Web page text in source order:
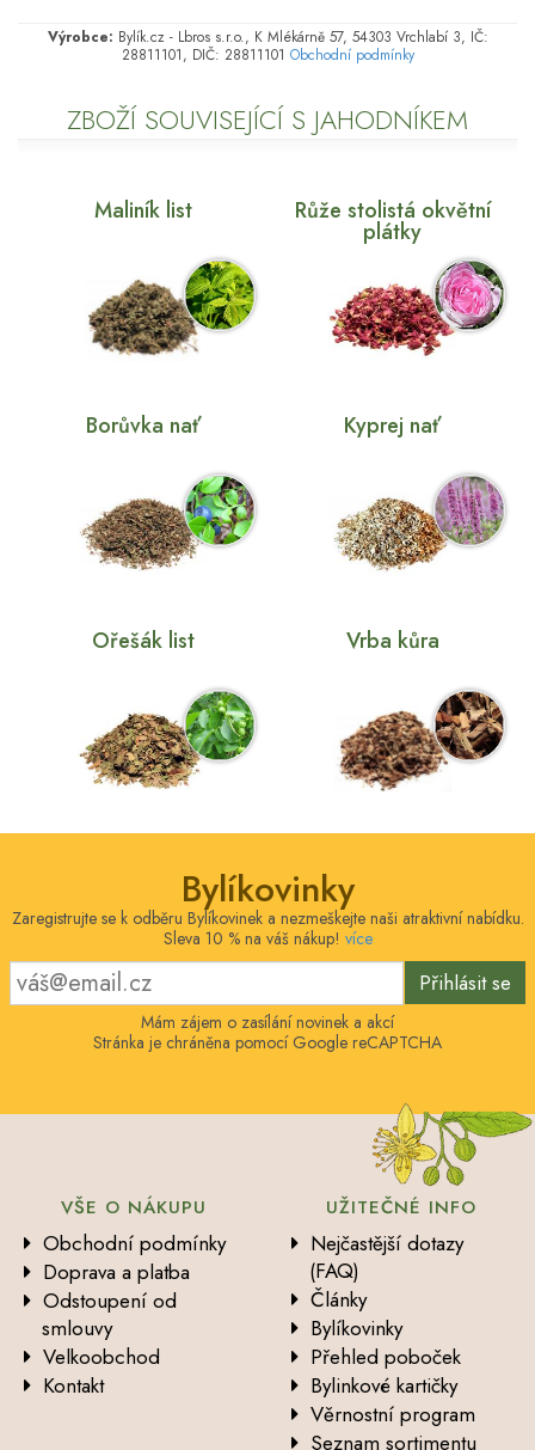
Výrobce: Bylík.cz - Lbros s.r.o., K Mlékárně 57, 54303 Vrchlabí 3, IČ:
28811101, DIČ: 28811101 Obchodní podmínky
ZBOŽÍ SOUVISEJÍCÍ S JAHODNÍKEM
Maliník list Růže stolistá okvětní
plátky
Borůvka nať Kyprej nať
Ořešák list Vrba kůra
Bylíkovinky
Zaregistrujte se k odběru Bylíkovinek a nezmeškejte naši atraktivní nabídku.
Sleva 10 % na váš nákup! více
Přihlásit se
Mám zájem o zasílání novinek a akcí
Stránka je chráněna pomocí Google reCAPTCHA
VŠE O NÁKUPU
Obchodní podmínky
Doprava a platba
Odstoupení od
smlouvy
Velkoobchod
Kontakt
UŽITEČNÉ INFO
Nejčastější dotazy
(FAQ)
Články
Bylíkovinky
Přehled poboček
Bylinkové kartičky
Věrnostní program
Seznam sortimentu